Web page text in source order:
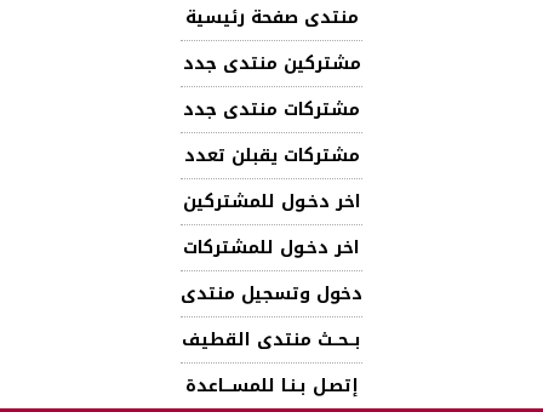
منتدى صفحة رئيسية
مشتركين منتدى جدد
مشتركات منتدى جدد
مشتركات يقبلن تعدد
اخر دخـول للمشتركين
اخر دخـول للمشتركات
دخول وتسجيل منتدى
بــحــث منتدى القطيف
إتصـل بـنـا للمســـاعدة